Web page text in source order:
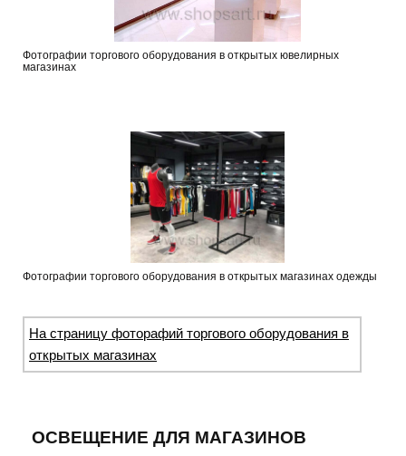
Фотографии торгового оборудования в открытых ювелирных
магазинах
Фотографии торгового оборудования в открытых магазинах одежды
На страницу фоторафий торгового оборудования в
открытых магазинах
ОСВЕЩЕНИЕ ДЛЯ МАГАЗИНОВ